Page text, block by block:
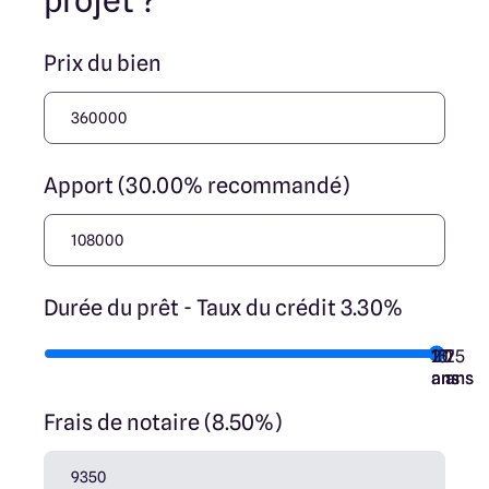
Prix du bien
Apport (30.00% recommandé)
Durée du prêt - Taux du crédit 3.30%
7
ans
10
ans
15
ans
20
ans
25
ans
Frais de notaire (8.50%)